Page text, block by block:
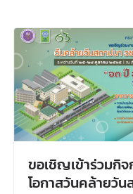
ขอเชิญเข้าร่วมกิจ
โอกาสวันคล้ายวัน